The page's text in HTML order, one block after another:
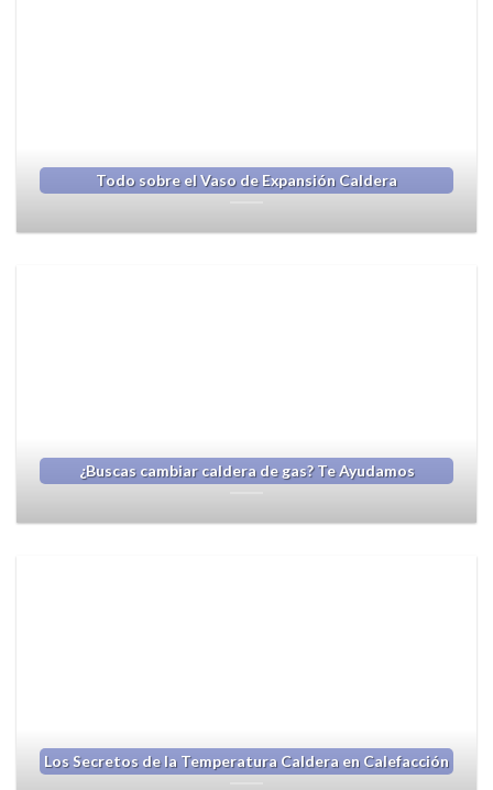
Todo sobre el Vaso de Expansión Caldera
¿Buscas cambiar caldera de gas? Te Ayudamos
Los Secretos de la Temperatura Caldera en Calefacción